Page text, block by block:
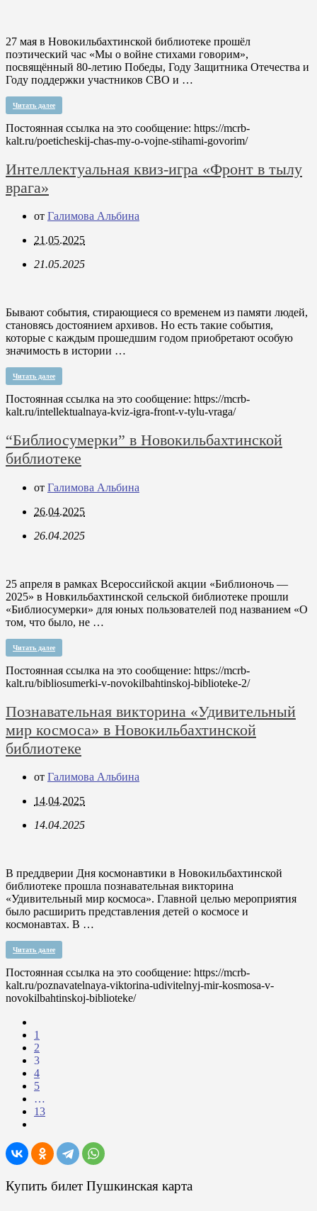
27 мая в Новокильбахтинской библиотеке прошёл
поэтический час «Мы о войне стихами говорим»,
посвящённый 80-летию Победы, Году Защитника Отечества и
Году поддержки участников СВО и …
Читать далее
Постоянная ссылка на это сообщение: https://mcrb-
kalt.ru/poeticheskij-chas-my-o-vojne-stihami-govorim/
Интеллектуальная квиз-игра «Фронт в тылу
врага»
от Галимова Альбина
21.05.2025
21.05.2025
Бывают события, стирающиеся со временем из памяти людей,
становясь достоянием архивов. Но есть такие события,
которые с каждым прошедшим годом приобретают особую
значимость в истории …
Читать далее
Постоянная ссылка на это сообщение: https://mcrb-
kalt.ru/intellektualnaya-kviz-igra-front-v-tylu-vraga/
“Библиосумерки” в Новокильбахтинской
библиотеке
от Галимова Альбина
26.04.2025
26.04.2025
25 апреля в рамках Всероссийской акции «Библионочь —
2025» в Новкильбахтинской сельской библиотеке прошли
«Библиосумерки» для юных пользователей под названием «О
том, что было, не …
Читать далее
Постоянная ссылка на это сообщение: https://mcrb-
kalt.ru/bibliosumerki-v-novokilbahtinskoj-biblioteke-2/
Познавательная викторина «Удивительный
мир космоса» в Новокильбахтинской
библиотеке
от Галимова Альбина
14.04.2025
14.04.2025
В преддверии Дня космонавтики в Новокильбахтинской
библиотеке прошла познавательная викторина
«Удивительный мир космоса». Главной целью мероприятия
было расширить представления детей о космосе и
космонавтах. В …
Читать далее
Постоянная ссылка на это сообщение: https://mcrb-
kalt.ru/poznavatelnaya-viktorina-udivitelnyj-mir-kosmosa-v-
novokilbahtinskoj-biblioteke/
1
2
3
4
5
…
13
Купить билет Пушкинская карта